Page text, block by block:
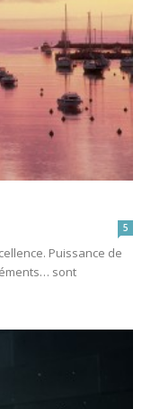
5
Puissance de
sont